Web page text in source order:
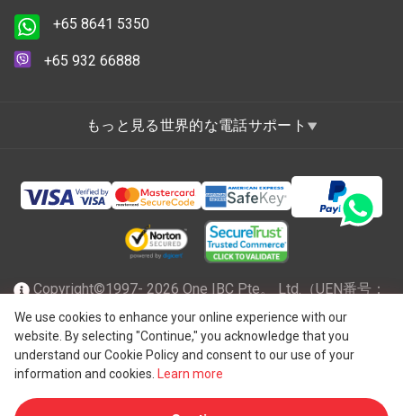
We use cookies to enhance your online experience with our
website. By selecting "Continue," you acknowledge that you
understand our Cookie Policy and consent to our use of your
information and cookies.
Learn more
+65 8641 5350
+65 932 66888
もっと見る世界的な電話サポート
Copyright©1997- 2026 One IBC Pte。 Ltd.（UEN番号：
201602796Z）は、有限責任を負うシンガポール共和国で
法人化され、スイスのエンティティであるOne IBC®Group
("One IBC Limited")に所属する独立した独立した法人の
One IBCネットワークのメンバーファームです。全著作権